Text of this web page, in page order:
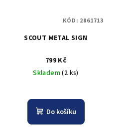
SCOUT METAL SIGN
799 Kč
Skladem(2 ks)
Do košíku
KÓD: 2861713